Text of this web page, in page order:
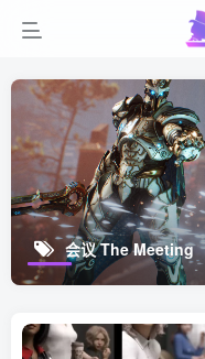
会议 The Meeting